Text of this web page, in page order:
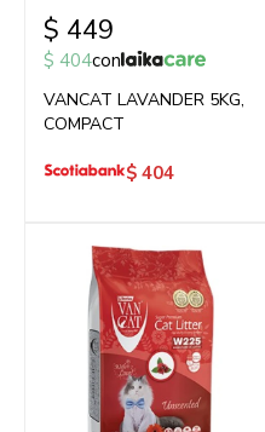
$ 449
$ 404con
VANCAT LAVANDER 5KG,
COMPACT
$ 404